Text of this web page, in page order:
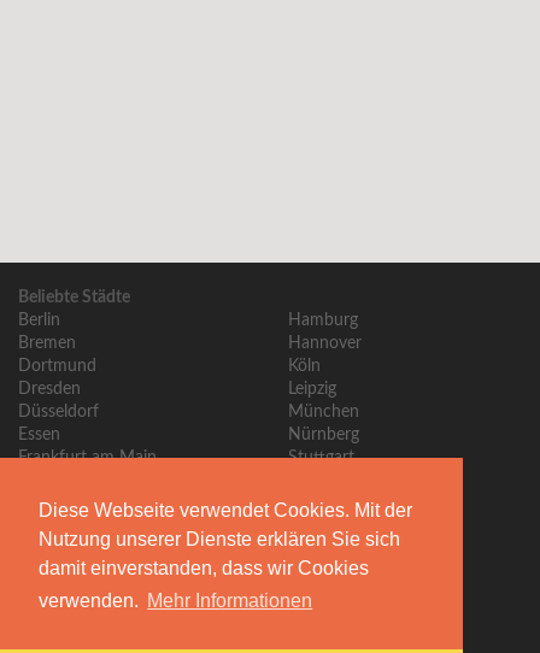
Diese Webseite verwendet Cookies. Mit der
Nutzung unserer Dienste erklären Sie sich
damit einverstanden, dass wir Cookies
verwenden. Mehr Informationen
Beliebte Städte
Berlin
Bremen
Dortmund
Dresden
Düsseldorf
Essen
Frankfurt am Main
Hamburg
Hannover
Köln
Leipzig
München
Nürnberg
Stuttgart
Startseite
Maklersuche
Maklerempfehlung
Immobilien-Suchauftrag
Hausverkauf
Wohnungsverkauf
Grundstücksverkauf
Wohnung vermieten